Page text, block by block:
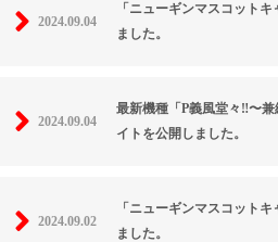
2024.09.04
「ニューギンマスコット
ました。
2024.09.04
最新機種「P義風堂々‼〜
イトを公開しました。
2024.09.02
「ニューギンマスコット
ました。